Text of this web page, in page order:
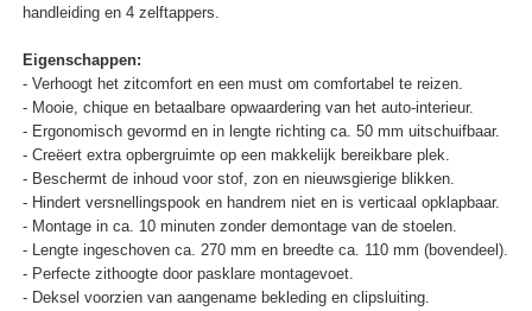
handleiding en 4 zelftappers.
Eigenschappen:
- Verhoogt het zitcomfort en een must om comfortabel te reizen.
- Mooie, chique en betaalbare opwaardering van het auto-interieur.
- Ergonomisch gevormd en in lengte richting ca. 50 mm uitschuifbaar.
- Creëert extra opbergruimte op een makkelijk bereikbare plek.
- Beschermt de inhoud voor stof, zon en nieuwsgierige blikken.
- Hindert versnellingspook en handrem niet en is verticaal opklapbaar.
- Montage in ca. 10 minuten zonder demontage van de stoelen.
- Lengte ingeschoven ca. 270 mm en breedte ca. 110 mm (bovendeel).
- Perfecte zithoogte door pasklare montagevoet.
- Deksel voorzien van aangename bekleding en clipsluiting.